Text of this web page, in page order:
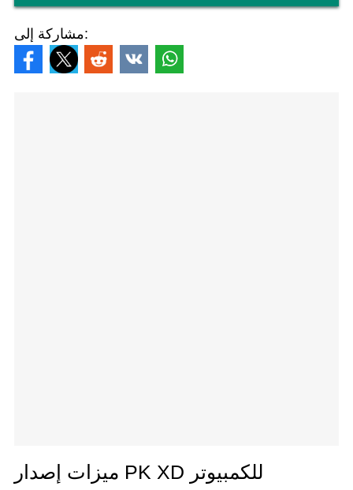
مشاركة إلى:
ميزات إصدار PK XD للكمبيوتر